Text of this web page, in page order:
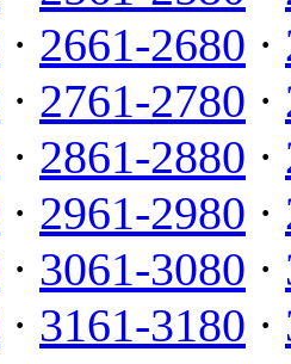
· 2661-2680 ·
· 2761-2780 ·
· 2861-2880 ·
· 2961-2980 ·
· 3061-3080 ·
· 3161-3180 ·